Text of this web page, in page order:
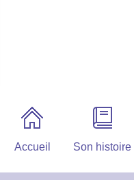
Accueil Son histoire